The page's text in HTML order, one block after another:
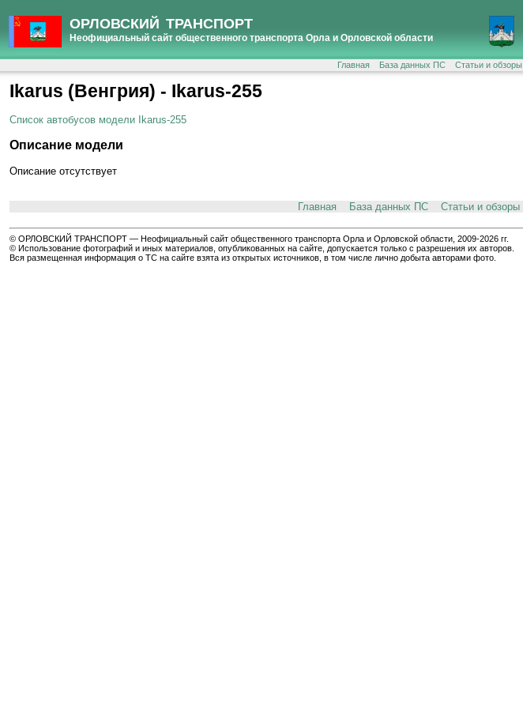
ОРЛОВСКИЙ ТРАНСПОРТ
Неофициальный сайт общественного транспорта Орла и Орловской области
Главная База данных ПС Статьи и обзоры
Ikarus (Венгрия) - Ikarus-255
Список автобусов модели Ikarus-255
Описание модели
Описание отсутствует
Главная База данных ПС Статьи и обзоры
© ОРЛОВСКИЙ ТРАНСПОРТ — Неофициальный сайт общественного транспорта Орла и Орловской области, 2009-2026 гг.
© Использование фотографий и иных материалов, опубликованных на сайте, допускается только с разрешения их авторов.
Вся размещенная информация о ТС на сайте взята из открытых источников, в том числе лично добыта авторами фото.